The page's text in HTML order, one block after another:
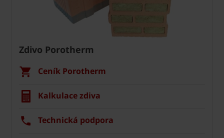
Zdivo Porotherm
Ceník Porotherm
Kalkulace zdiva
Technická podpora